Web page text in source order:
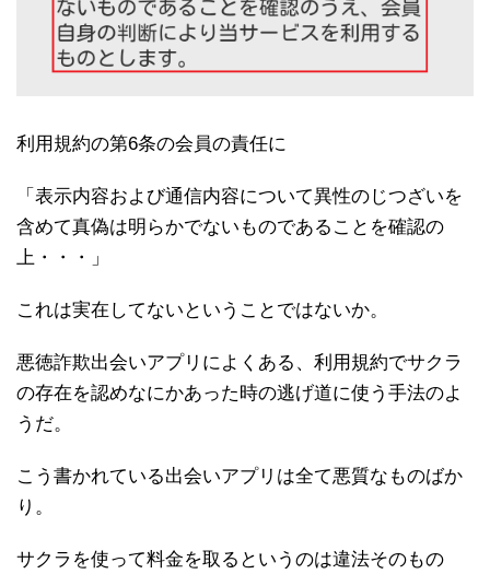
利用規約の第6条の会員の責任に
「表示内容および通信内容について異性のじつざいを
含めて真偽は明らかでないものであることを確認の
上・・・」
これは実在してないということではないか。
悪徳詐欺出会いアプリによくある、利用規約でサクラ
の存在を認めなにかあった時の逃げ道に使う手法のよ
うだ。
こう書かれている出会いアプリは全て悪質なものばか
り。
サクラを使って料金を取るというのは違法そのもの